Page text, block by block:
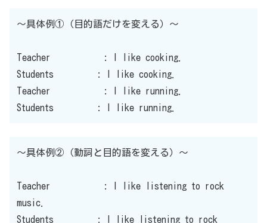
〜具体例①（目的語だけを変える）〜
Teacher : I like cooking.
Students : I like cooking.
Teacher : I like running.
Students : I like running.
〜具体例②（動詞と目的語を変える）〜
Teacher : I like listening to rock
music.
Students : I like listening to rock